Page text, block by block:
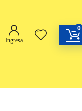
Ingresa
0